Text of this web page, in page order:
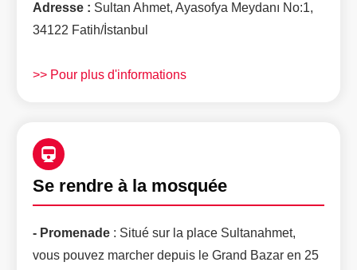
Adresse : Sultan Ahmet, Ayasofya Meydanı No:1,
34122 Fatih/İstanbul
>> Pour plus d'informations
Se rendre à la mosquée
- Promenade : Situé sur la place Sultanahmet,
vous pouvez marcher depuis le Grand Bazar en 25